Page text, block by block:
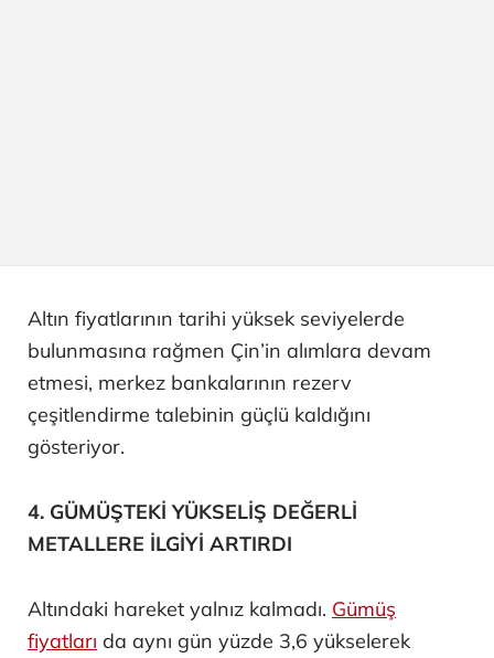
Altın fiyatlarının tarihi yüksek seviyelerde
bulunmasına rağmen Çin’in alımlara devam
etmesi, merkez bankalarının rezerv
çeşitlendirme talebinin güçlü kaldığını
gösteriyor.
4. GÜMÜŞTEKİ YÜKSELİŞ DEĞERLİ
METALLERE İLGİYİ ARTIRDI
Altındaki hareket yalnız kalmadı. Gümüş
fiyatları da aynı gün yüzde 3,6 yükselerek